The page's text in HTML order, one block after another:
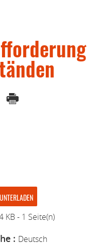
TEILEN
DRUCKEN
: Deutsch
KB - 1 Seite(n)